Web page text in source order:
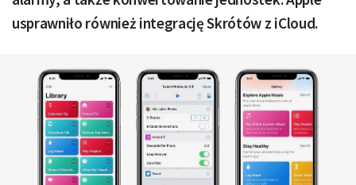
usprawniło również integrację Skrótów z iCloud.